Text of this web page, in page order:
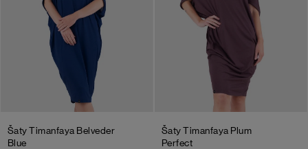
Šaty Timanfaya Belveder
Blue
Šaty Timanfaya Plum
Perfect